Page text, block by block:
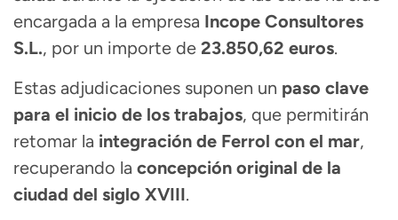
encargada a la empresa Incope Consultores
S.L., por un importe de 23.850,62 euros.
Estas adjudicaciones suponen un paso clave
para el inicio de los trabajos, que permitirán
retomar la integración de Ferrol con el mar,
recuperando la concepción original de la
ciudad del siglo XVIII.